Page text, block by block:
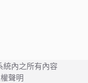
統內之所有內容
聲明